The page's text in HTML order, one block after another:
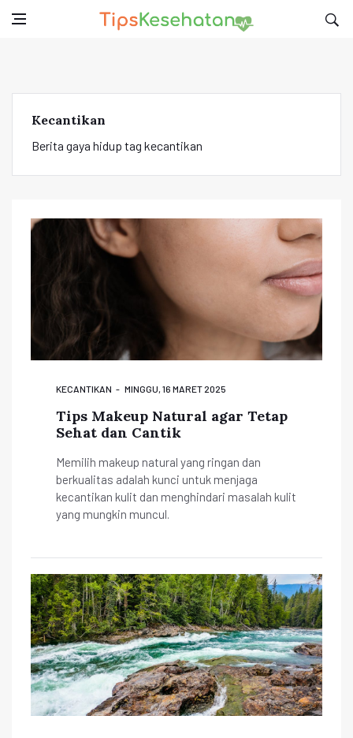
Kecantikan
Berita gaya hidup tag kecantikan
KECANTIKAN MINGGU, 16 MARET 2025
Tips Makeup Natural agar Tetap
Sehat dan Cantik
Memilih makeup natural yang ringan dan
berkualitas adalah kunci untuk menjaga
kecantikan kulit dan menghindari masalah kulit
yang mungkin muncul.